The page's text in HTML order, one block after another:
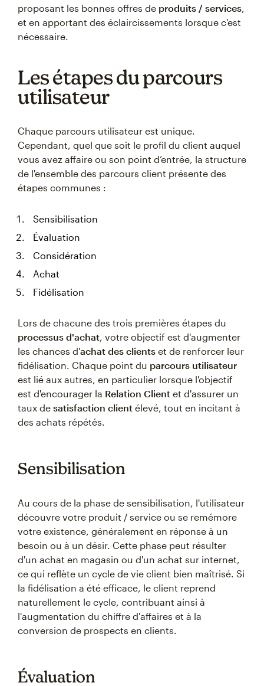
proposant les bonnes offres de produits / services
et en apportant des éclaircissements lorsque c'est
nécessaire.
Les étapes du parcours
utilisateur
Chaque parcours utilisateur est unique.
Cependant, quel que soit le profil du client auquel
vous avez affaire ou son point d’entrée, la structure
de l'ensemble des parcours client présente des
étapes communes :
Sensibilisation
Évaluation
Considération
Achat
Fidélisation
Lors de chacune des trois premières étapes du
processus d'achat , votre objectif est d'augmenter
les chances d'achat des clients et de renforcer leur
fidélisation. Chaque point du parcours utilisateur
est lié aux autres, en particulier lorsque l'objectif
est d'encourager la Relation Client et d'assurer un
taux de satisfaction client élevé, tout en incitant à
des achats répétés.
Sensibilisation
Au cours de la phase de sensibilisation, l'utilisateur
découvre votre produit / service ou se remémore
votre existence, généralement en réponse à un
besoin ou à un désir. Cette phase peut résulter
d'un achat en magasin ou d'un achat sur internet,
ce qui reflète un cycle de vie client bien maîtrisé. Si
la fidélisation a été efficace, le client reprend
naturellement le cycle, contribuant ainsi à
l'augmentation du chiffre d'affaires et à la
conversion de prospects en clients.
Évaluation